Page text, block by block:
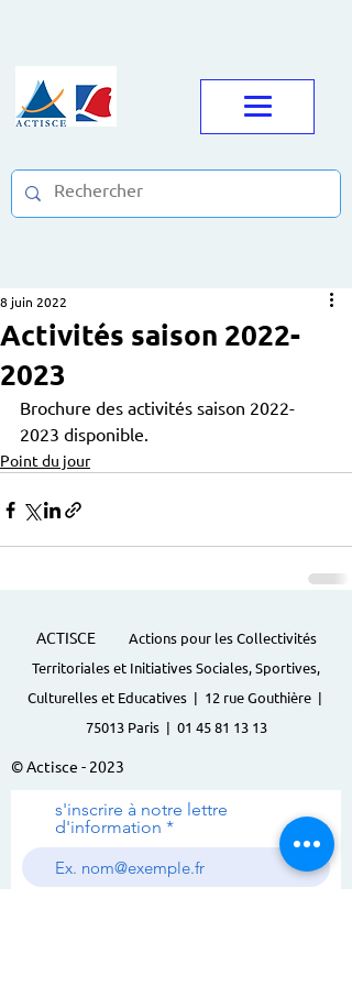
Activités saison 2022-
2023
8 juin 2022
Brochure des activités saison 2022-
2023 disponible.
Point du jour
ACTISCE
Actions pour les Collectivités
Territoriales et Initiatives Sociales, Sportives,
Culturelles et Educatives | 12 rue Gouthière |
75013 Paris | 01 45 81 13 13
© Actisce - 2023
s'inscrire à notre lettre
d'information